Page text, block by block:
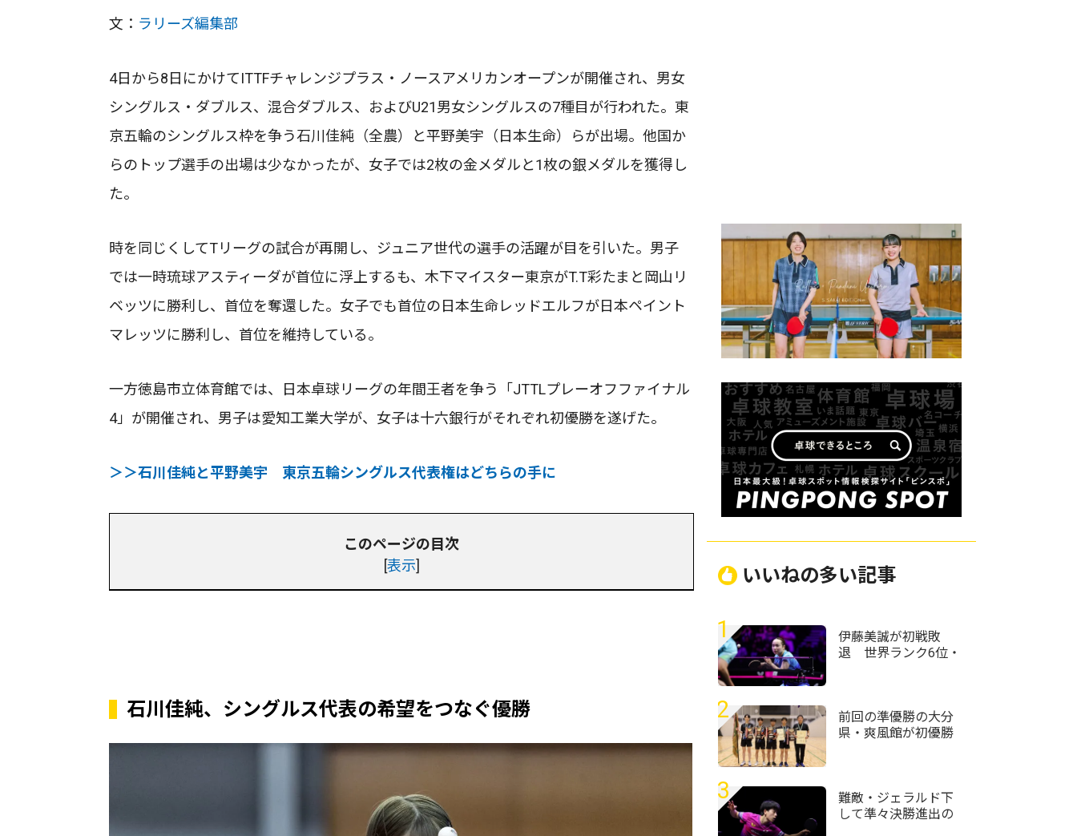
文： ラリーズ編集部
4日から8日にかけてITTFチャレンジプラス・ノースアメリカンオープンが開催され、男女
シングルス・ダブルス、混合ダブルス、およびU21男女シングルスの7種目が行われた。東
京五輪のシングルス枠を争う石川佳純（全農）と平野美宇（日本生命）らが出場。他国か
らのトップ選手の出場は少なかったが、女子では2枚の金メダルと1枚の銀メダルを獲得し
た。
時を同じくしてTリーグの試合が再開し、ジュニア世代の選手の活躍が目を引いた。男子
では一時琉球アスティーダが首位に浮上するも、木下マイスター東京がT.T彩たまと岡山リ
ベッツに勝利し、首位を奪還した。女子でも首位の日本生命レッドエルフが日本ペイント
マレッツに勝利し、首位を維持している。
一方徳島市立体育館では、日本卓球リーグの年間王者を争う「JTTLプレーオフファイナル
4」が開催され、男子は愛知工業大学が、女子は十六銀行がそれぞれ初優勝を遂げた。
＞＞石川佳純と平野美宇 東京五輪シングルス代表権はどちらの手に
このページの目次
[表示]
石川佳純、シングルス代表の希望をつなぐ優勝
いいねの多い記事
1
伊藤美誠が初戦敗
退 世界ランク6位・
2
前回の準優勝の大分
県・爽風館が初優勝
3
難敵・ジェラルド下
して準々決勝進出の